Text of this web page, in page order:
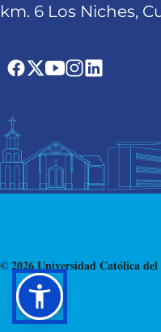
km. 6 Los Niches,
© 2026 Universidad Católica